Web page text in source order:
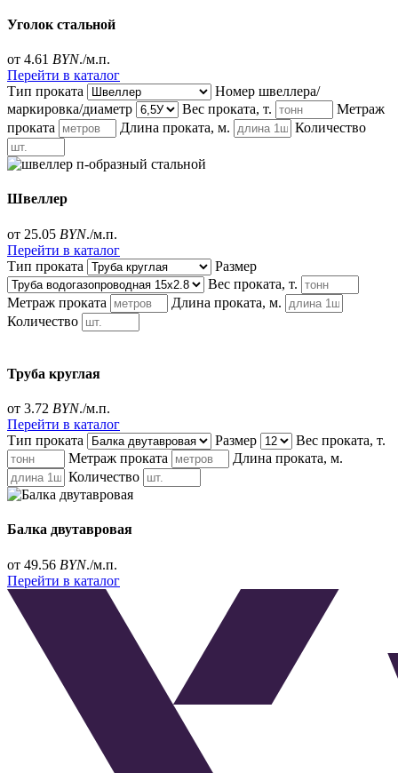
Уголок стальной
от 4.61 BYN./м.п.
Перейти в каталог
Тип проката
Номер швеллера/
маркировка/диаметр
Вес проката, т.
Метраж
проката
Длина проката, м. Количество
Швеллер
от 25.05 BYN./м.п.
Перейти в каталог
Тип проката
Размер
Вес проката, т.
Метраж проката
Длина проката, м.
Количество
Труба круглая
от 3.72 BYN./м.п.
Перейти в каталог
Тип проката
Размер
Вес проката, т.
Метраж проката
Длина проката, м.
Количество
Балка двутавровая
от 49.56 BYN./м.п.
Перейти в каталог